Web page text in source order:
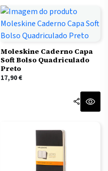
Moleskine Caderno Capa
Soft Bolso Quadriculado
Preto
17,90€